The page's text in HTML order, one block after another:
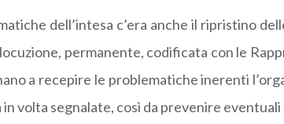
dell’intesa c’era anche il ripristino
permanente, codificata con le
a recepire le problematiche inerenti
in volta segnalate, così da prevenire